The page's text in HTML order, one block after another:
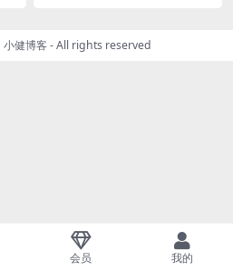
小健博客 - All rights reserved
会员 我的